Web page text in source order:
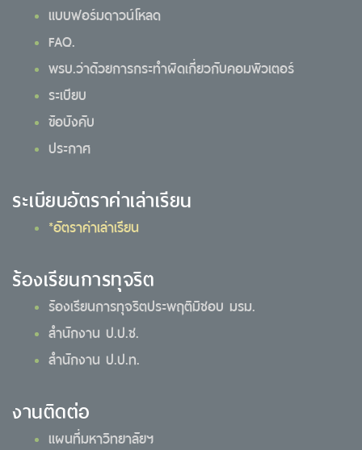
แบบฟอร์มดาวน์โหลด
FAQ.
พรบ.ว่าด้วยการกระทำผิดเกี่ยวกับคอมพิวเตอร์
ระเบียบ
ข้อบังคับ
ประกาศ
ระเบียบอัตราค่าเล่าเรียน
*อัตราค่าเล่าเรียน
ร้องเรียนการทุจริต
ร้องเรียนการทุจริตประพฤติมิชอบ มรม.
สำนักงาน ป.ป.ช.
สำนักงาน ป.ป.ท.
งานติดต่อ
แผนที่มหาวิทยาลัยฯ